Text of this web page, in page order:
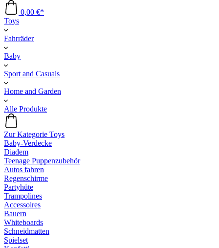
0,00 €*
Toys
Fahrräder
Baby
Sport and Casuals
Home and Garden
Alle Produkte
Zur Kategorie Toys
Baby-Verdecke
Diadem
Teenage Puppenzubehör
Autos fahren
Regenschirme
Partyhüte
Trampolines
Accessoires
Bauern
Whiteboards
Schneidmatten
Spielset